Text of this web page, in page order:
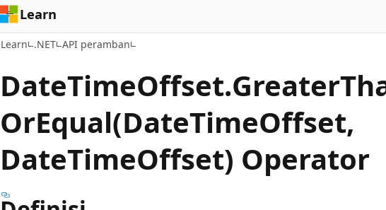
Learn
Learn .NET API peramban
DateTimeOffset.Greater
OrEqual(DateTimeOffset,
DateTimeOffset) Operator